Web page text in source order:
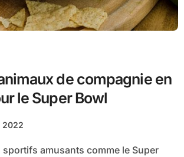
de compagnie en
le Super Bowl
2022